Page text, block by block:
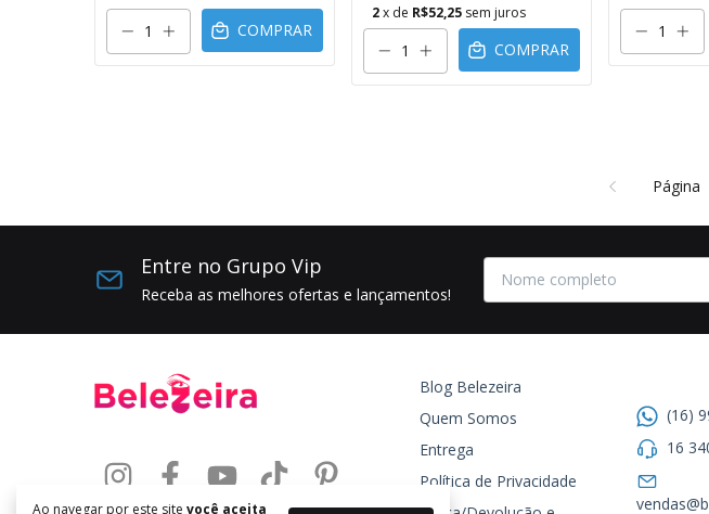
Ao navegar por este site você aceita
COMPRAR
2x de R$52,25 sem juros
COMPRAR
Página
Entre no Grupo Vip
Receba as melhores ofertas e lançamentos!
Blog Belezeira
Quem Somos
Entrega
Política de Privacidade
(16)
16